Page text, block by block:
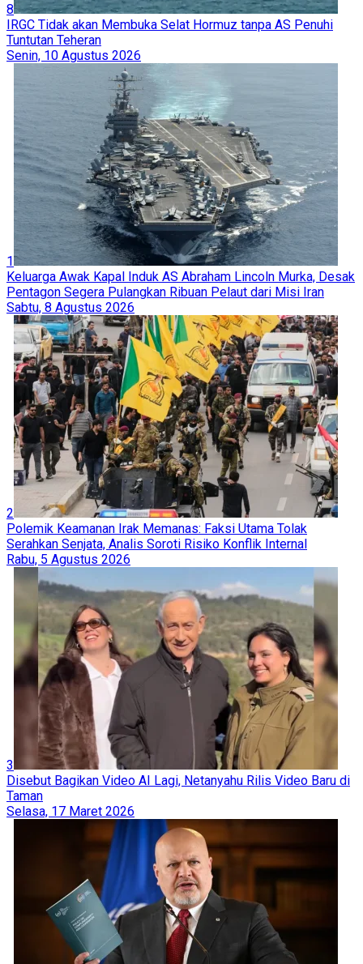
8
IRGC Tidak akan Membuka Selat Hormuz tanpa AS Penuhi
Tuntutan Teheran
Senin, 10 Agustus 2026
1
Keluarga Awak Kapal Induk AS Abraham Lincoln Murka, Desak
Pentagon Segera Pulangkan Ribuan Pelaut dari Misi Iran
Sabtu, 8 Agustus 2026
2
Polemik Keamanan Irak Memanas: Faksi Utama Tolak
Serahkan Senjata, Analis Soroti Risiko Konflik Internal
Rabu, 5 Agustus 2026
3
Disebut Bagikan Video AI Lagi, Netanyahu Rilis Video Baru di
Taman
Selasa, 17 Maret 2026